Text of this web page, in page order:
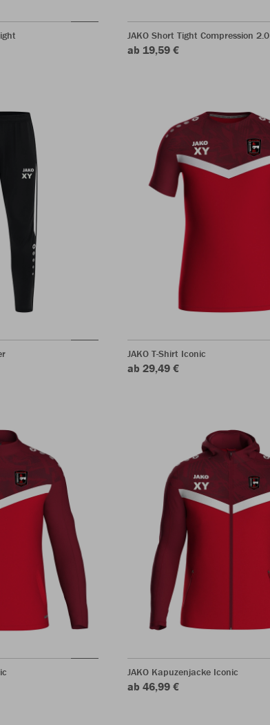
JAKO Short Tight Compression 2.0
ab 19,59 €
JAKO T-Shirt Iconic
ab 29,49 €
JAKO Kapuzenjacke Iconic
ab 46,99 €